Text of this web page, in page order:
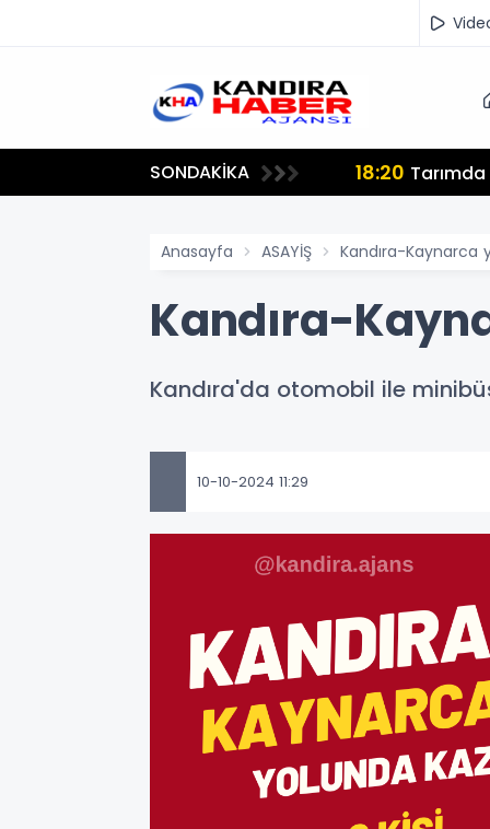
SONDAKİKA 18:20
Anasayfa ASAYİŞ Kandıra-Kaynarca
Kandıra-
Kandıra'da otomobil ile
10-10-2024 11:29